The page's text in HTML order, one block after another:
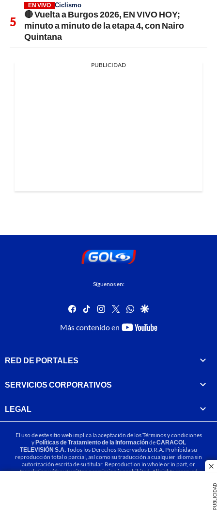
PUBLICIDAD
EN VIVO Ciclismo
🔴 Vuelta a Burgos 2026, EN VIVO HOY;
minuto a minuto de la etapa 4, con Nairo
Quintana
PUBLICIDAD
Síguenos en:
facebook
tiktok instagram
twitterwhatsapp
google
Más contenido en
youtube-
RED DE PORTALES
SERVICIOS CORPORATIVOS
LEGAL
El uso de este sitio web implica la aceptación de losTérminos y condiciones
yPolíticas de Tratamiento de la InformacióndeCARACOL
TELEVISIÓN S.A.Todos los Derechos Reservados D.R.A. Prohibida su
reproducción total o parcial, así como su traducción a cualquier idioma sin
autorización escrita de su titular. Reproduction in whole or in part, or
translation without written permission is prohibited. All rights reserved